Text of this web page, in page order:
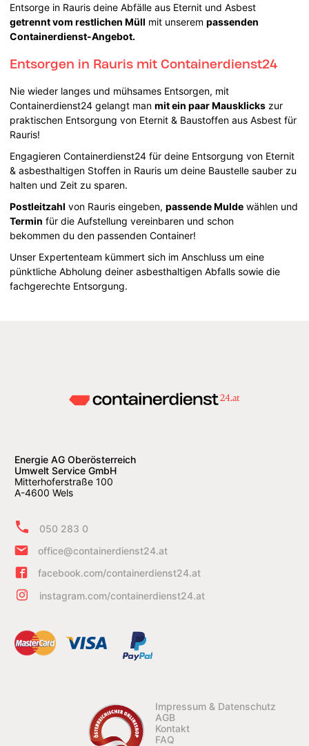
Entsorge in Rauris deine Abfälle aus Eternit und Asbest
getrennt vom restlichen Müll mit unserempassenden
Containerdienst-Angebot.
Entsorgen in Rauris mit Containerdienst24
Nie wieder langes und mühsames Entsorgen, mit
Containerdienst24 gelangt manmit ein paar Mausklicks zur
praktischen Entsorgung von Eternit & Baustoffen aus Asbest für
Rauris!
Engagieren Containerdienst24 für deine Entsorgung von Eternit
& asbesthaltigen Stoffen in Rauris um deine Baustelle sauber zu
halten und Zeit zu sparen.
Postleitzahl von Rauris eingeben,passende Mulde wählen und
Termin für die Aufstellung vereinbaren und schon
bekommen du den passenden Container!
Unser Expertenteam kümmert sich im Anschluss um eine
pünktliche Abholung deiner asbesthaltigen Abfalls sowie die
fachgerechte Entsorgung.
Energie AG Oberösterreich
Umwelt Service GmbH
Mitterhoferstraße 100
A-4600 Wels
050 283 0
office@containerdienst24.at
facebook.com/containerdienst24.at
instagram.com/containerdienst24.at
Impressum & Datenschutz
AGB
Kontakt
FAQ